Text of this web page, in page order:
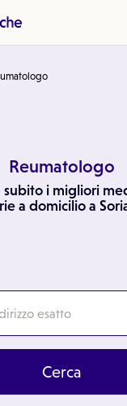
Reumatologo
subito i migliori
a domicilio a
Cerca